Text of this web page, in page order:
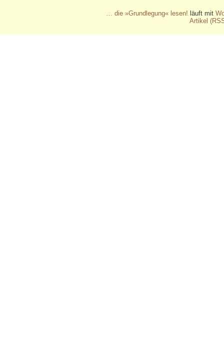
… die »Grundlegung« lesen! läuft mit
Artikel